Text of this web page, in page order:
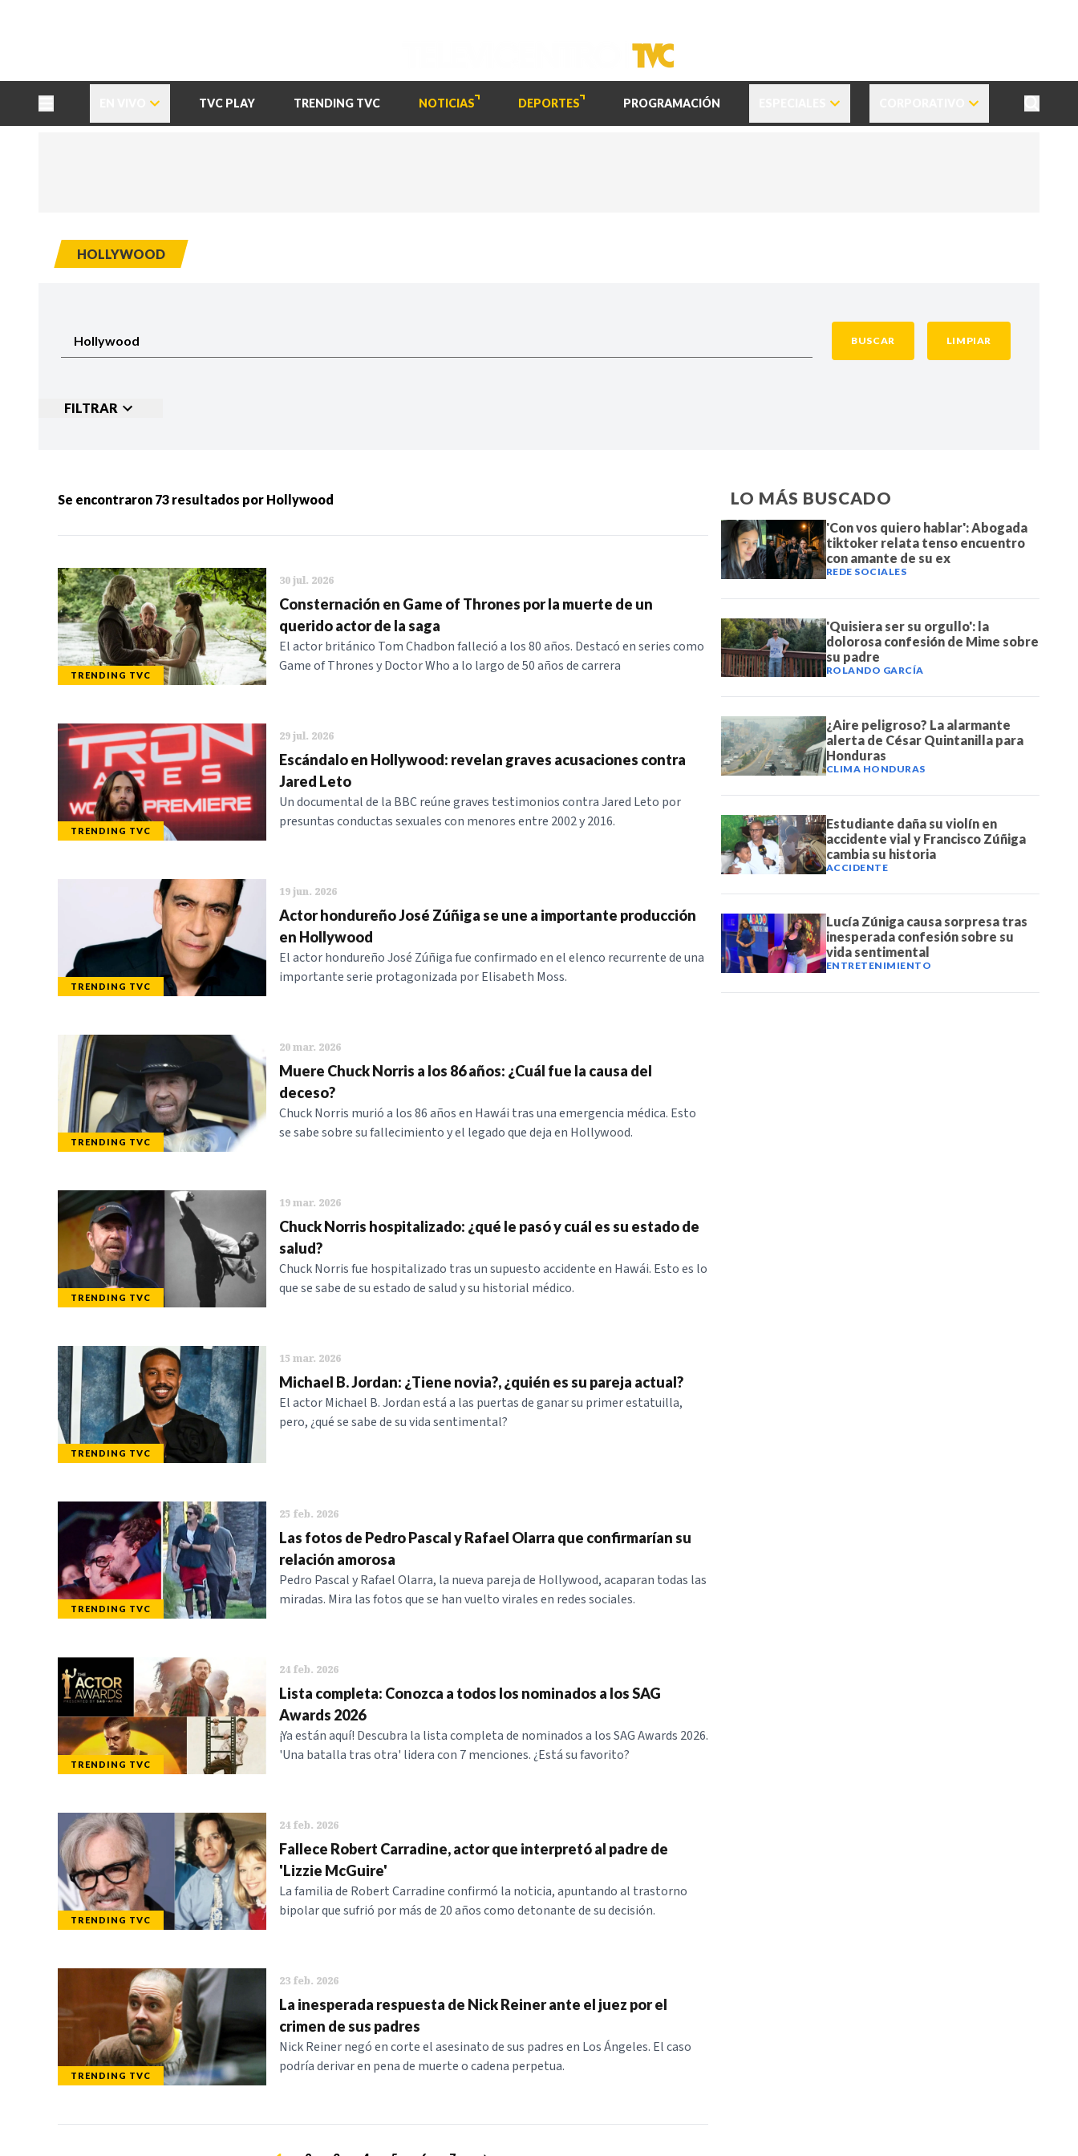
TVC PLAY TRENDING TVC NOTICIAS DEPORTES PROGRAMACIÓN
HOLLYWOOD
BUSCAR LIMPIAR
FILTRAR
Categorias: NOTICIAS SERIES
Se encontraron 73 resultados por Hollywood
TRENDING TVC
30 jul. 2026
Consternación en Game of Thrones por la muerte de un
querido actor de la saga
El actor británico Tom Chadbon falleció a los 80 años. Destacó en series como
Game of Thrones y Doctor Who a lo largo de 50 años de carrera
TRENDING TVC
29 jul. 2026
Escándalo en Hollywood: revelan graves acusaciones contra
Jared Leto
Un documental de la BBC reúne graves testimonios contra Jared Leto por
presuntas conductas sexuales con menores entre 2002 y 2016.
TRENDING TVC
19 jun. 2026
Actor hondureño José Zúñiga se une a importante producción
en Hollywood
El actor hondureño José Zúñiga fue confirmado en el elenco recurrente de una
importante serie protagonizada por Elisabeth Moss.
TRENDING TVC
20 mar. 2026
Muere Chuck Norris a los 86 años: ¿Cuál fue la causa del
deceso?
Chuck Norris murió a los 86 años en Hawái tras una emergencia médica. Esto
se sabe sobre su fallecimiento y el legado que deja en Hollywood.
TRENDING TVC
19 mar. 2026
Chuck Norris hospitalizado: ¿qué le pasó y cuál es su estado de
salud?
Chuck Norris fue hospitalizado tras un supuesto accidente en Hawái. Esto es lo
que se sabe de su estado de salud y su historial médico.
TRENDING TVC
15 mar. 2026
Michael B. Jordan: ¿Tiene novia?, ¿quién es su pareja actual?
El actor Michael B. Jordan está a las puertas de ganar su primer estatuilla,
pero, ¿qué se sabe de su vida sentimental?
TRENDING TVC
25 feb. 2026
Las fotos de Pedro Pascal y Rafael Olarra que confirmarían su
relación amorosa
Pedro Pascal y Rafael Olarra, la nueva pareja de Hollywood, acaparan todas las
miradas. Mira las fotos que se han vuelto virales en redes sociales.
TRENDING TVC
24 feb. 2026
Lista completa: Conozca a todos los nominados a los SAG
Awards 2026
¡Ya están aquí! Descubra la lista completa de nominados a los SAG Awards 2026.
'Una batalla tras otra' lidera con 7 menciones. ¿Está su favorito?
TRENDING TVC
24 feb. 2026
Fallece Robert Carradine, actor que interpretó al padre de
'Lizzie McGuire'
La familia de Robert Carradine confirmó la noticia, apuntando al trastorno
bipolar que sufrió por más de 20 años como detonante de su decisión.
TRENDING TVC
23 feb. 2026
La inesperada respuesta de Nick Reiner ante el juez por el
crimen de sus padres
Nick Reiner negó en corte el asesinato de sus padres en Los Ángeles. El caso
podría derivar en pena de muerte o cadena perpetua.
LO MÁS BUSCADO
'Con vos quiero hablar': Abogada
tiktoker relata tenso encuentro
con amante de su ex
REDE SOCIALES
'Quisiera ser su orgullo': la
dolorosa confesión de Mime sobre
su padre
ROLANDO GARCÍA
¿Aire peligroso? La alarmante
alerta de César Quintanilla para
Honduras
CLIMA HONDURAS
Estudiante daña su violín en
accidente vial y Francisco Zúñiga
cambia su historia
ACCIDENTE
Lucía Zúniga causa sorpresa tras
inesperada confesión sobre su
vida sentimental
ENTRETENIMIENTO